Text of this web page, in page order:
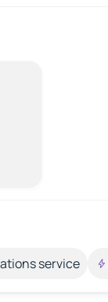
service